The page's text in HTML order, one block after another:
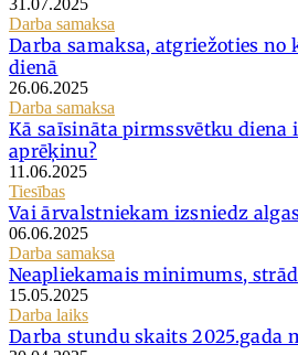
31.07.2025
Darba samaksa
Darba samaksa, atgriežoties no
dienā
26.06.2025
Darba samaksa
Kā saīsināta pirmssvētku diena
aprēķinu?
11.06.2025
Tiesības
Vai ārvalstniekam izsniedz
06.06.2025
Darba samaksa
Neapliekamais minimums,
15.05.2025
Darba laiks
Darba stundu skaits 2025.gada